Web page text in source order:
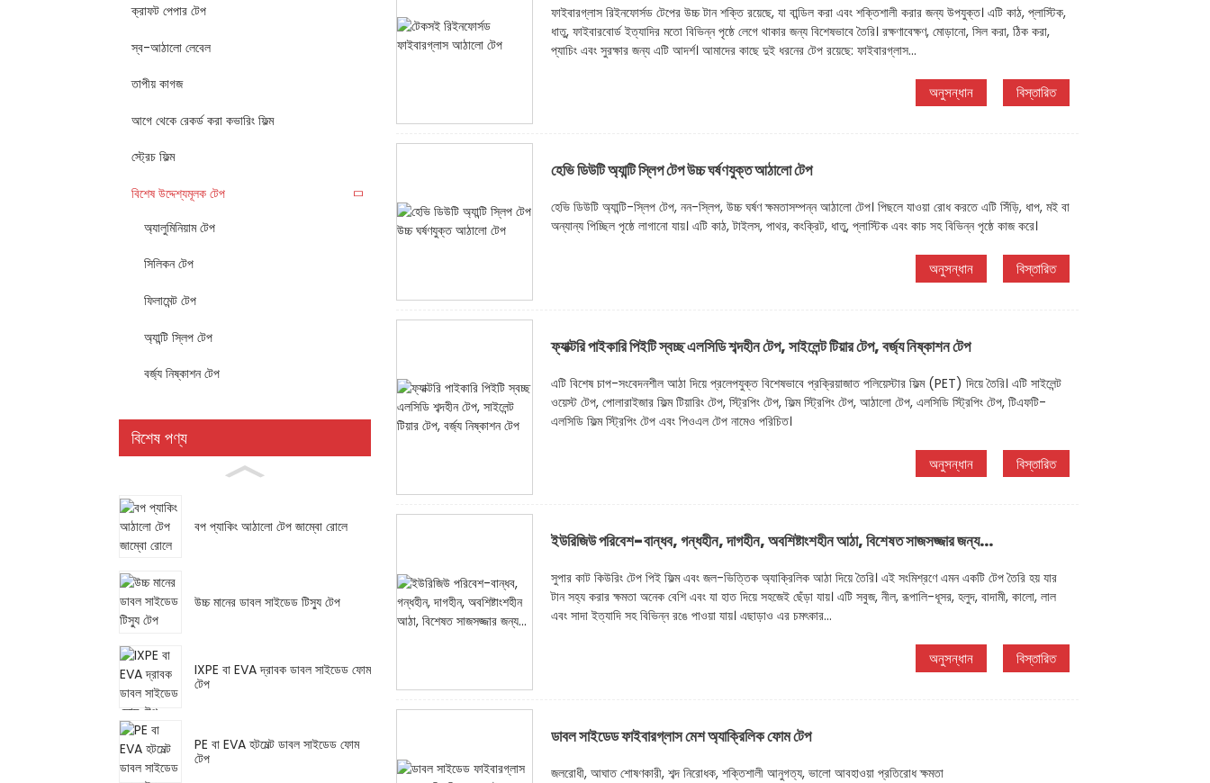
ক্রাফট পেপার টেপ
স্ব-আঠালো লেবেল
তাপীয় কাগজ
আগে থেকে রেকর্ড করা কভারিং ফিল্ম
স্ট্রেচ ফিল্ম
বিশেষ উদ্দেশ্যমূলক টেপ
অ্যালুমিনিয়াম টেপ
সিলিকন টেপ
ফিলামেন্ট টেপ
অ্যান্টি স্লিপ টেপ
বর্জ্য নিষ্কাশন টেপ
বিশেষ পণ্য
বপ প্যাকিং আঠালো টেপ জাম্বো রোলে
উচ্চ মানের ডাবল সাইডেড টিস্যু টেপ
IXPE বা EVA দ্রাবক ডাবল সাইডেড ফোম
টেপ
PE বা EVA হটমেল্ট ডাবল সাইডেড ফোম
টেপ
ফাইবারগ্লাস রিইনফোর্সড টেপের উচ্চ টান শক্তি রয়েছে, যা বান্ডিল করা এবং শক্তিশালী করার জন্য উপযুক্ত। এটি কাঠ, প্লাস্টিক,
ধাতু, ফাইবারবোর্ড ইত্যাদির মতো বিভিন্ন পৃষ্ঠে লেগে থাকার জন্য বিশেষভাবে তৈরি। রক্ষণাবেক্ষণ, মোড়ানো, সিল করা, ঠিক করা,
প্যাচিং এবং সুরক্ষার জন্য এটি আদর্শ। আমাদের কাছে দুই ধরনের টেপ রয়েছে: ফাইবারগ্লাস...
অনুসন্ধান বিস্তারিত
হেভি ডিউটি ​​অ্যান্টি স্লিপ টেপ উচ্চ ঘর্ষণযুক্ত আঠালো টেপ
হেভি ডিউটি ​​অ্যান্টি-স্লিপ টেপ, নন-স্লিপ, উচ্চ ঘর্ষণ ক্ষমতাসম্পন্ন আঠালো টেপ। পিছলে যাওয়া রোধ করতে এটি সিঁড়ি, ধাপ, মই বা
অন্যান্য পিচ্ছিল পৃষ্ঠে লাগানো যায়। এটি কাঠ, টাইলস, পাথর, কংক্রিট, ধাতু, প্লাস্টিক এবং কাচ সহ বিভিন্ন পৃষ্ঠে কাজ করে।
অনুসন্ধান বিস্তারিত
ফ্যাক্টরি পাইকারি পিইটি স্বচ্ছ এলসিডি শব্দহীন টেপ, সাইলেন্ট টিয়ার টেপ, বর্জ্য নিষ্কাশন টেপ
এটি বিশেষ চাপ-সংবেদনশীল আঠা দিয়ে প্রলেপযুক্ত বিশেষভাবে প্রক্রিয়াজাত পলিয়েস্টার ফিল্ম (PET) দিয়ে তৈরি। এটি সাইলেন্ট
ওয়েস্ট টেপ, পোলারাইজার ফিল্ম টিয়ারিং টেপ, স্ট্রিপিং টেপ, ফিল্ম স্ট্রিপিং টেপ, আঠালো টেপ, এলসিডি স্ট্রিপিং টেপ, টিএফটি-
এলসিডি ফিল্ম স্ট্রিপিং টেপ এবং পিওএল টেপ নামেও পরিচিত।
অনুসন্ধান বিস্তারিত
ইউরিজিউ পরিবেশ-বান্ধব, গন্ধহীন, দাগহীন, অবশিষ্টাংশহীন আঠা, বিশেষত সাজসজ্জার জন্য...
সুপার কাট কিউরিং টেপ পিই ফিল্ম এবং জল-ভিত্তিক অ্যাক্রিলিক আঠা দিয়ে তৈরি। এই সংমিশ্রণে এমন একটি টেপ তৈরি হয় যার
টান সহ্য করার ক্ষমতা অনেক বেশি এবং যা হাত দিয়ে সহজেই ছেঁড়া যায়। এটি সবুজ, নীল, রূপালি-ধূসর, হলুদ, বাদামী, কালো, লাল
এবং সাদা ইত্যাদি সহ বিভিন্ন রঙে পাওয়া যায়। এছাড়াও এর চমৎকার...
অনুসন্ধান বিস্তারিত
ডাবল সাইডেড ফাইবারগ্লাস মেশ অ্যাক্রিলিক ফোম টেপ
জলরোধী, আঘাত শোষণকারী, শব্দ নিরোধক, শক্তিশালী আনুগত্য, ভালো আবহাওয়া প্রতিরোধ ক্ষমতা